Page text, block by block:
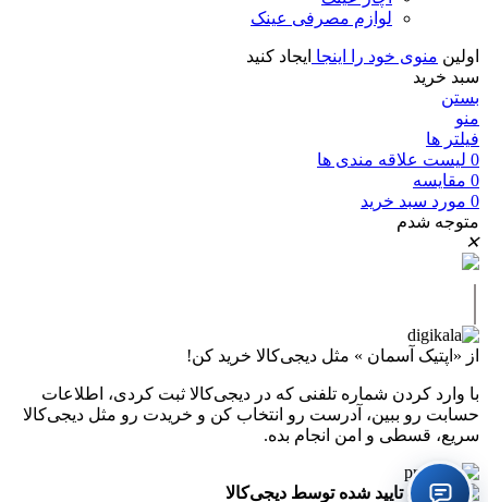
لوازم مصرفی عینک
اولین منوی خود را اینجا ایجاد کنید
سبد خرید
بستن
منو
فیلتر ها
0 لیست علاقه مندی ها
0 مقايسه
0 مورد سبد خرید
متوجه شدم
✕
|
از «اپتیک آسمان » مثل دیجی‌کالا خرید کن!
با وارد کردن شماره تلفنی که در دیجی‌کالا ثبت کردی، اطلاعات
حسابت رو ببین، آدرست رو انتخاب کن و خریدت رو مثل دیجی‌کالا
سریع، قسطی و امن انجام بده.
تایید شده توسط دیجی‌کالا